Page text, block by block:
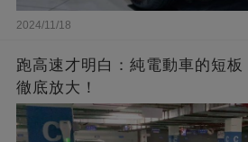
2024/11/18
跑高速才明白：純電動車的短
徹底放大！